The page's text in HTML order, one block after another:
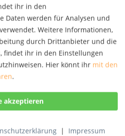
ihr in den
Daten werden für Analysen und
Weitere Informationen,
durch Drittanbieter und die
findet ihr in den Einstellungen
Hier könnt ihr mit den
.
| Impressum
ist ein faszinierender Teil der
Berthold Steinhilber weiß
erzählen, die schon früher
Gebirge bahnten
Pilgerwege,...